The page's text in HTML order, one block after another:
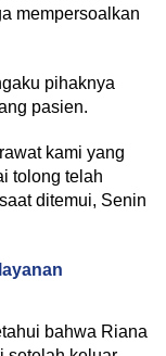
mempersoalkan
pihaknya
pasien.
kami yang
tolong telah
ditemui, Senin
bahwa Riana